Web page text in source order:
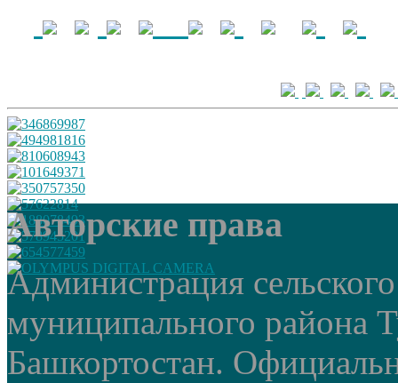
Авторские права
Администрация
муниципального района
Башкортостан.